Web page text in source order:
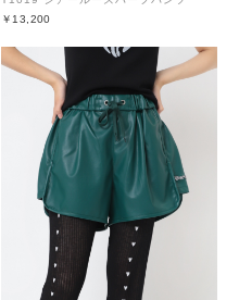
￥13,200